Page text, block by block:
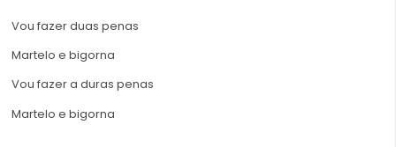
Vou fazer duas penas
Martelo e bigorna
Vou fazer a duras penas
Martelo e bigorna